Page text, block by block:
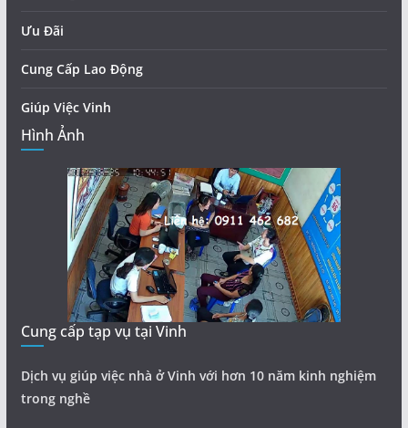
Ưu Đãi
Cung Cấp Lao Động
Giúp Việc Vinh
Hình Ảnh
Cung cấp tạp vụ tại Vinh
Dịch vụ giúp việc nhà ở Vinh với hơn 10 năm kinh nghiệm
trong nghề